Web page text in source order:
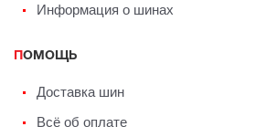
Информация о шинах
ПОМОЩЬ
Доставка шин
Всё об оплате